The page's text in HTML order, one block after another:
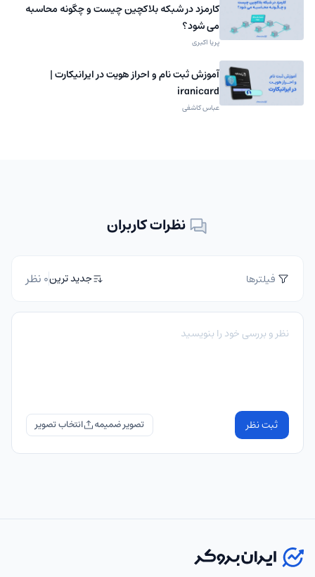
کارمزد در شبکه بلاکچین چیست و چگونه محاسبه
می شود؟
پریا اکبری
آموزش ثبت نام و احراز هویت در ایرانیکارت |
iranicard
عباس کاشفی
نظرات کاربران
فیلترها جدید ترین0 نظر
ثبت نظر تصویر ضمیمه